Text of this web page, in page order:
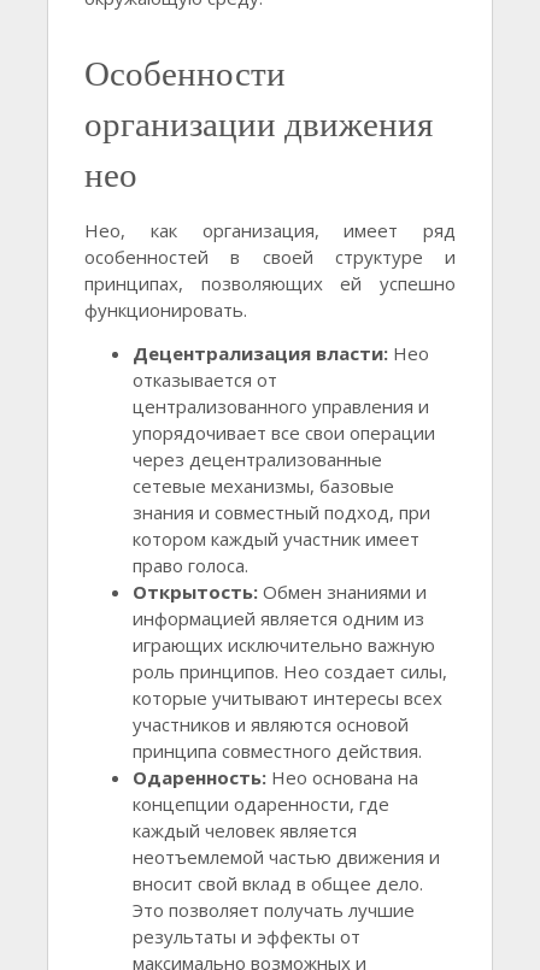
Особенности
организации движения
нео
Нео, как организация, имеет ряд
особенностей в своей структуре и
принципах, позволяющих ей успешно
функционировать.
Децентрализация власти: Нео
отказывается от
централизованного управления и
упорядочивает все свои операции
через децентрализованные
сетевые механизмы, базовые
знания и совместный подход, при
котором каждый участник имеет
право голоса.
Открытость: Обмен знаниями и
информацией является одним из
играющих исключительно важную
роль принципов. Нео создает силы,
которые учитывают интересы всех
участников и являются основой
принципа совместного действия.
Одаренность: Нео основана на
концепции одаренности, где
каждый человек является
неотъемлемой частью движения и
вносит свой вклад в общее дело.
Это позволяет получать лучшие
результаты и эффекты от
максимально возможных и